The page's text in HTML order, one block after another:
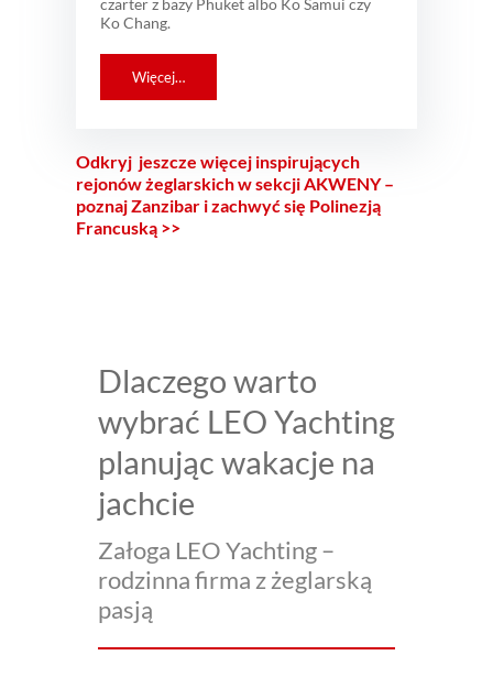
czarter z bazy Phuket albo Ko Samui czy
Ko Chang.
Więcej…
Odkryj jeszcze więcej inspirujących
rejonów żeglarskich w sekcji AKWENY –
poznaj Zanzibar i zachwyć się Polinezją
Francuską >>
Dlaczego warto
wybrać LEO Yachting
planując wakacje na
jachcie
Załoga LEO Yachting –
rodzinna firma z żeglarską
pasją